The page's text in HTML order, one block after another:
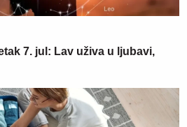
7. jul: Lav uživa u ljubavi,